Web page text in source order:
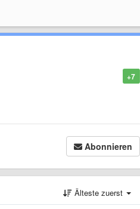
+7
Abonnieren
Älteste zuerst